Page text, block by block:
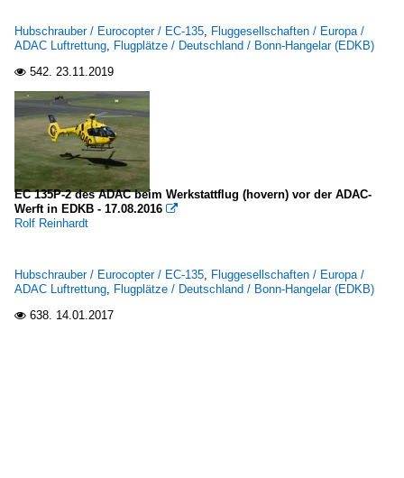
Hubschrauber / Eurocopter / EC-135, Fluggesellschaften / Europa /
ADAC Luftrettung, Flugplätze / Deutschland / Bonn-Hangelar (EDKB)
 542. 23.11.2019
EC 135P-2 des ADAC beim Werkstattflug (hovern) vor der ADAC-
Werft in EDKB - 17.08.2016 
Rolf Reinhardt
Hubschrauber / Eurocopter / EC-135, Fluggesellschaften / Europa /
ADAC Luftrettung, Flugplätze / Deutschland / Bonn-Hangelar (EDKB)
 638. 14.01.2017